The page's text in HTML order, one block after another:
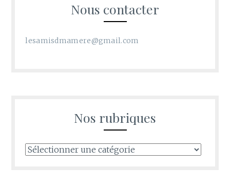
Nous contacter
lesamisdmamere@gmail.com
Nos rubriques
Nos